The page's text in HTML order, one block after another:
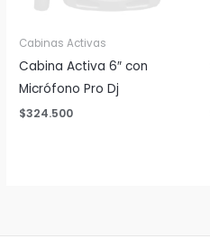
Cabinas Activas
Cabina Activa 6″ con
Micrófono Pro Dj
$324.500